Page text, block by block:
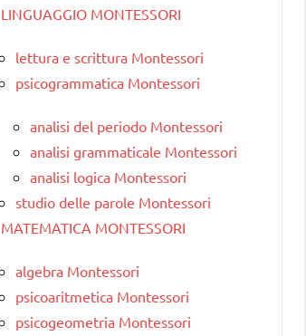
LINGUAGGIO MONTESSORI
lettura e scrittura Montessori
psicogrammatica Montessori
analisi del periodo Montessori
analisi grammaticale Montessori
analisi logica Montessori
studio delle parole Montessori
MATEMATICA MONTESSORI
algebra Montessori
psicoaritmetica Montessori
psicogeometria Montessori